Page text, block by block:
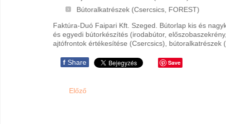
Bútoralkatrészek (Csercsics, FOREST)
Faktúra-Duó Faipari Kft. Szeged. Bútorlap kis és
és egyedi bútorkészítés (irodabútor,
ajtófrontok értékesítése (Csercsics), bútoralkatrészek
f Share Save
Előző